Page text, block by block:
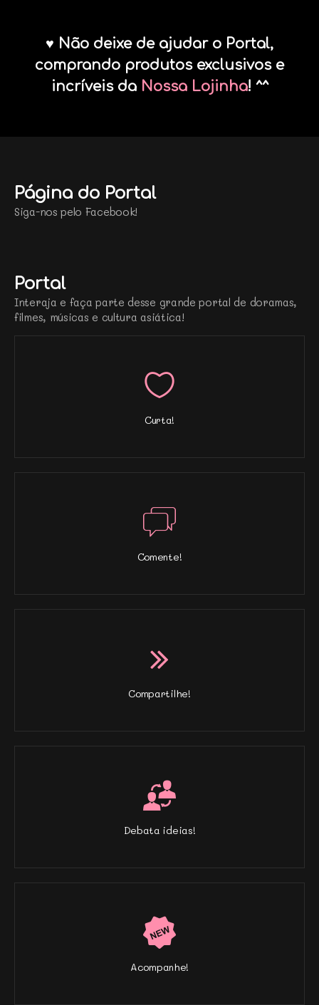
♥ Não deixe de ajudar o Portal,
comprando produtos exclusivos e
incríveis da Nossa Lojinha! ^^
Página do Portal
Siga-nos pelo Facebook!
Portal
Interaja e faça parte desse grande portal de doramas,
filmes, músicas e cultura asiática!
Curta!
Comente!
Compartilhe!
Debata ideias!
Acompanhe!